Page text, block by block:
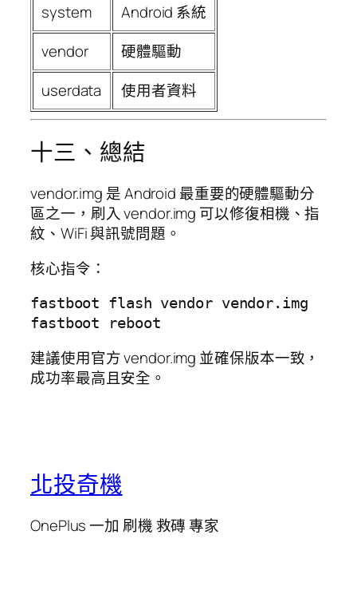
system
Android 系統
vendor
硬體驅動
userdata
使用者資料
十三、總結
vendor.img 是 Android 最重要的硬體驅動分
區之一，刷入 vendor.img 可以修復相機、指
紋、WiFi 與訊號問題。
核心指令：
fastboot flash vendor vendor.img
建議使用官方 vendor.img 並確保版本一致，
成功率最高且安全。
北投奇機
OnePlus 一加 刷機 救磚 專家